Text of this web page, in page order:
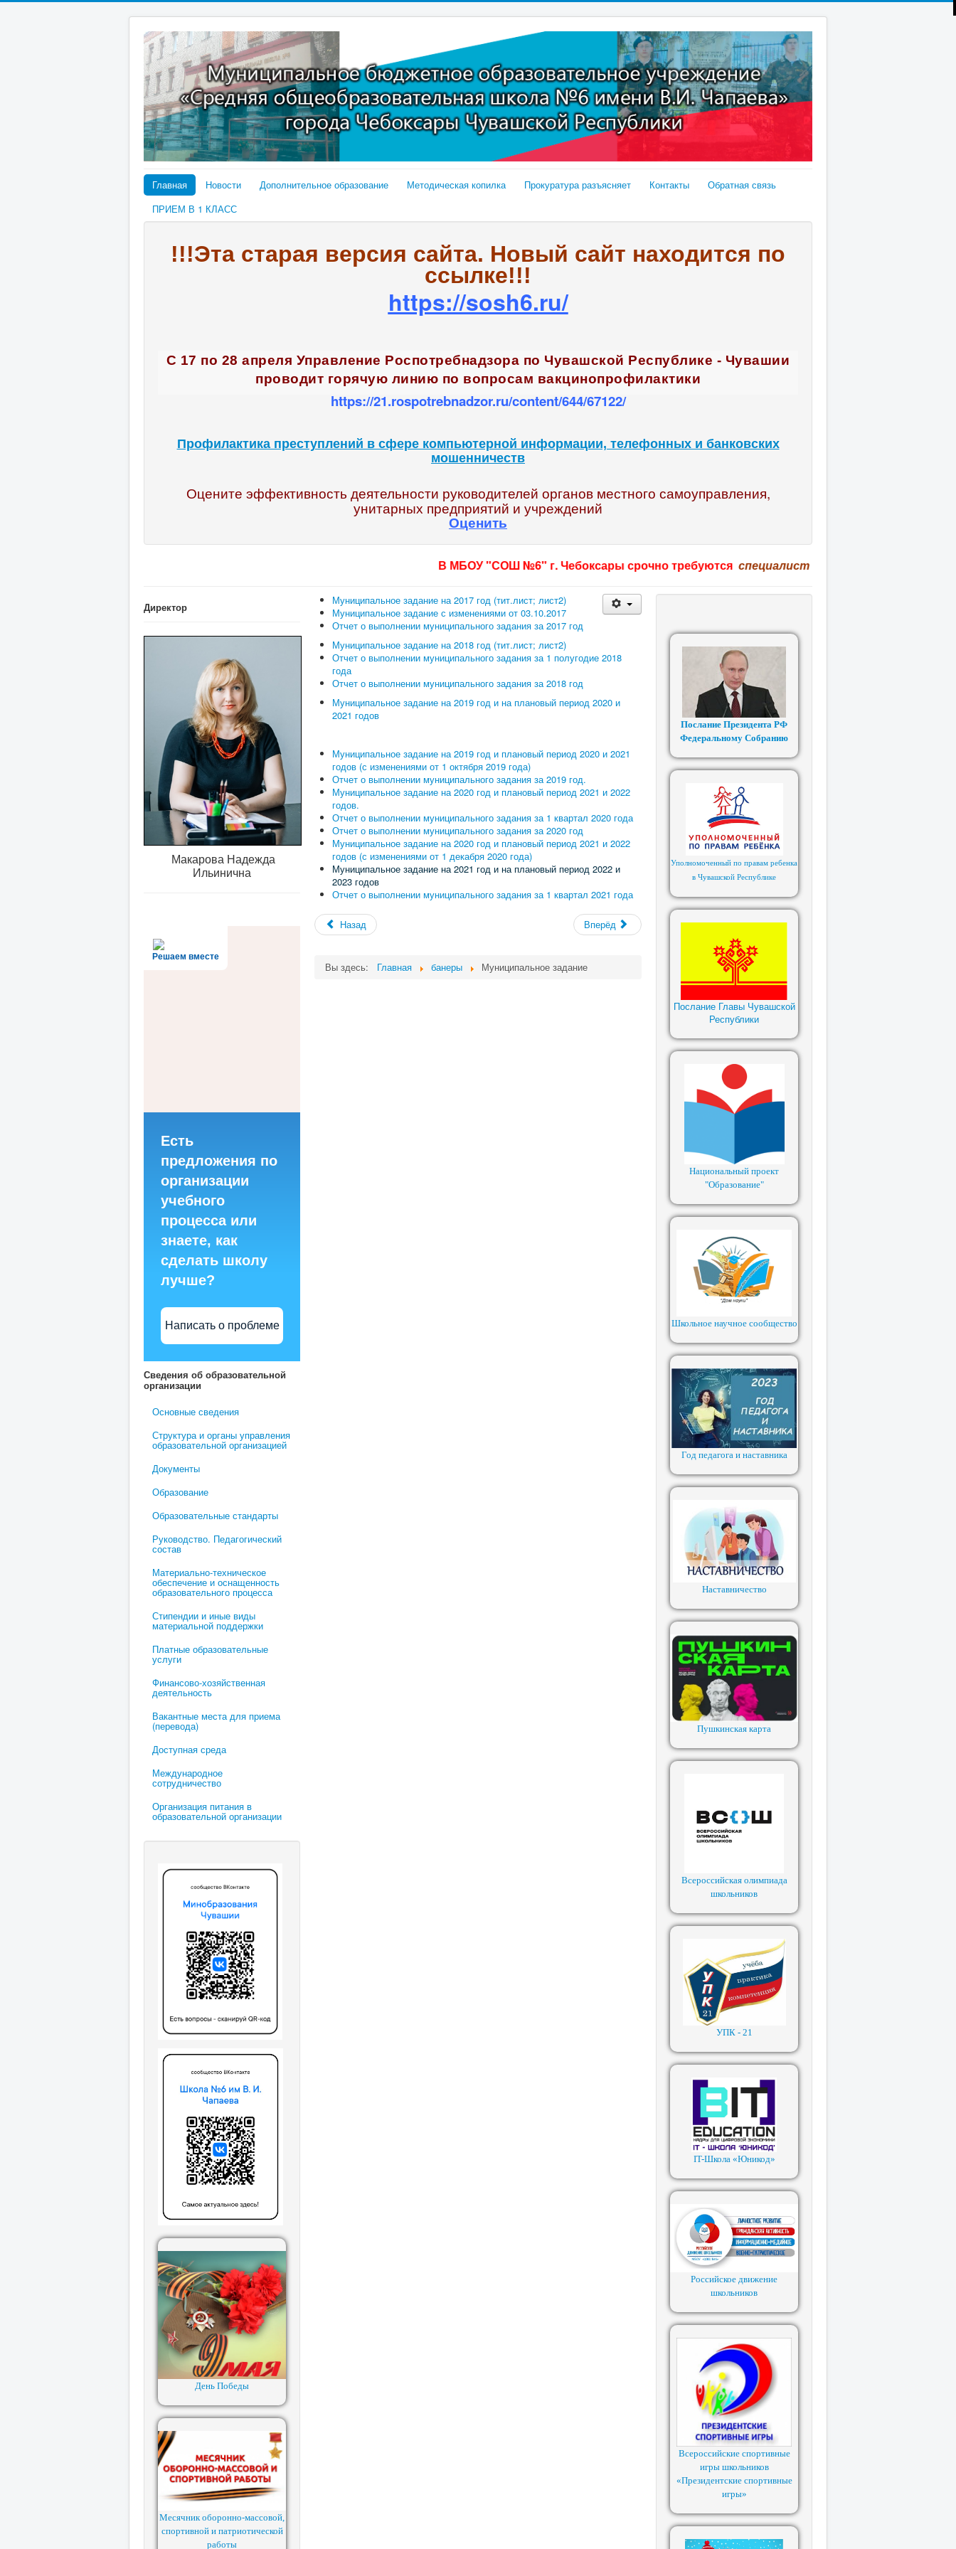
Главная Новости Дополнительное образование Методическая копилка Прокуратура разъясняет Контакты
Обратная связь
ПРИЕМ В 1 КЛАСС
!!!Эта старая версия сайта. Новый сайт находится по
ссылке!!!
https://sosh6.ru/
С 17 по 28 апреля Управление Роспотребнадзора по Чувашской Республике - Чувашии
проводит горячую линию по вопросам вакцинопрофилактики
https://21.rospotrebnadzor.ru/content/644/67122/
Профилактика преступлений в сфере компьютерной информации, телефонных и банковских
мошенничеств
Оцените эффективность деятельности руководителей органов местного самоуправления,
унитарных предприятий и учреждений
Оценить
В МБОУ "СОШ №6" г. Чебоксары срочно требуютсяспециалист по охране труда, учитель
Директор
Макарова Надежда
Ильинична
Решаем вместе
Есть
предложения по
организации
учебного
процесса или
знаете, как
сделать школу
лучше?
Написать о проблеме
Сведения об образовательной
организации
Основные сведения
Структура и органы управления
образовательной организацией
Документы
Образование
Образовательные стандарты
Руководство. Педагогический
состав
Материально-техническое
обеспечение и оснащенность
образовательного процесса
Стипендии и иные виды
материальной поддержки
Платные образовательные
услуги
Финансово-хозяйственная
деятельность
Вакантные места для приема
(перевода)
Доступная среда
Международное
сотрудничество
Организация питания в
образовательной организации
День Победы
Месячник оборонно-массовой,
спортивной и патриотической
работы
Муниципальное задание на 2017 год (тит.лист; лист2)
Муниципальное задание с изменениями от 03.10.2017
Отчет о выполнении муниципального задания за 2017 год
Муниципальное задание на 2018 год (тит.лист; лист2)
Отчет о выполнении муниципального задания за 1 полугодие 2018
года
Отчет о выполнении муниципального задания за 2018 год
Муниципальное задание на 2019 год и на плановый период 2020 и
2021 годов
Муниципальное задание на 2019 год и плановый период 2020 и 2021
годов (с изменениями от 1 октября 2019 года)
Отчет о выполнении муниципального задания за 2019 год.
Муниципальное задание на 2020 год и плановый период 2021 и 2022
годов.
Отчет о выполнении муниципального задания за 1 квартал 2020 года
Отчет о выполнении муниципального задания за 2020 год
Муниципальное задание на 2020 год и плановый период 2021 и 2022
годов (с изменениями от 1 декабря 2020 года)
Муниципальное задание на 2021 год и на плановый период 2022 и
2023 годов
Отчет о выполнении муниципального задания за 1 квартал 2021 года
Назад Вперёд
Вы здесь: Главная банеры Муниципальное задание
Послание Президента РФ
Федеральному Собранию
Уполномоченный по правам ребенка
в Чувашской Республике
Послание Главы Чувашской
Республики
Национальный проект
"Образование"
Школьное научное сообщество
Год педагога и наставника
Наставничество
Пушкинская карта
Всероссийская олимпиада
школьников
УПК - 21
IT-Школа «Юникод»
Российское движение
школьников
Всероссийские спортивные
игры школьников
«Президентские спортивные
игры»